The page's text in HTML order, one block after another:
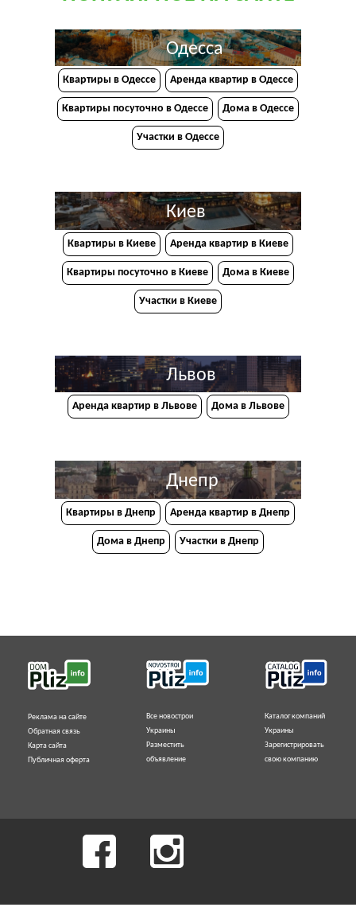
Одесса
Квартиры в Одессе Аренда квартир в Одессе
Квартиры посуточно в Одессе Дома в Одессе
Участки в Одессе
Киев
Квартиры в Киеве Аренда квартир в Киеве
Квартиры посуточно в Киеве Дома в Киеве
Участки в Киеве
Львов
Аренда квартир в Львове Дома в Львове
Днепр
Квартиры в Днепр Аренда квартир в Днепр
Дома в Днепр Участки в Днепр
Реклама на сайте
Обратная связь
Карта сайта
Публичная оферта
Все новострои
Украины
Разместить
объявление
Каталог компаний
Украины
Зарегистрировать
свою компанию